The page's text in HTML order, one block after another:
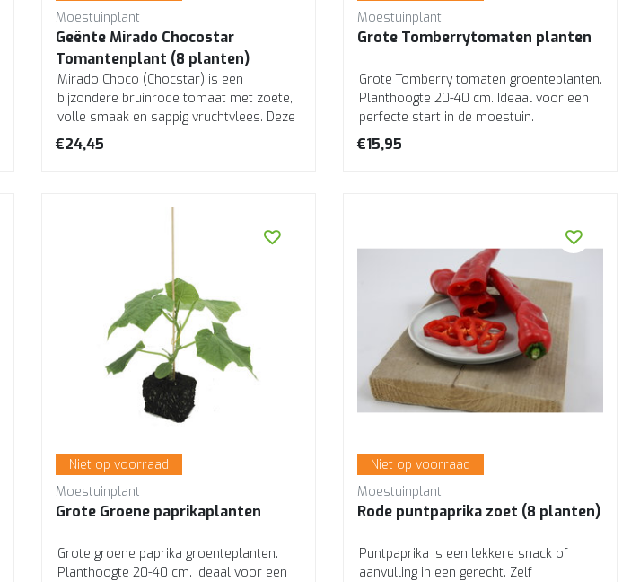
Moestuinplant
Geënte Mirado Chocostar
Tomantenplant (8 planten)
Mirado Choco (Chocstar) is een
bijzondere bruinrode tomaat met zoete,
volle smaak en sappig vruchtvlees. Deze
geënte top...
€24,45
Moestuinplant
Grote Tomberrytomaten planten
Grote Tomberry tomaten groenteplanten.
Planthoogte 20-40 cm. Ideaal voor een
perfecte start in de moestuin.
Professionel...
€15,95
Niet op voorraad
Moestuinplant
Grote Groene paprikaplanten
Grote groene paprika groenteplanten.
Planthoogte 20-40 cm. Ideaal voor een
Niet op voorraad
Moestuinplant
Rode puntpaprika zoet (8 planten)
Puntpaprika is een lekkere snack of
aanvulling in een gerecht. Zelf